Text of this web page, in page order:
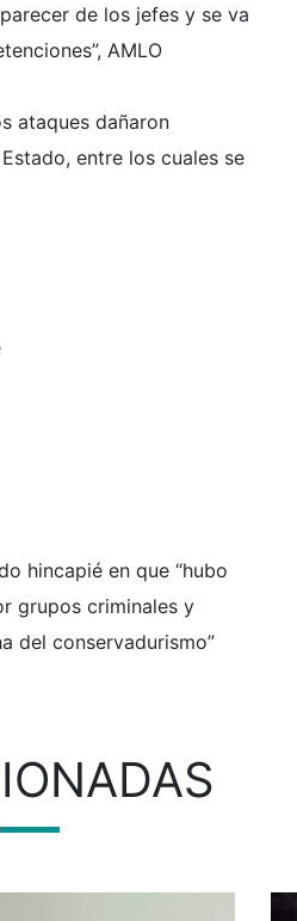
de los jefes y se va
AMLO
ataques dañaron
entre los cuales se
hincapié en que “hubo
grupos criminales y
del conservadurismo”